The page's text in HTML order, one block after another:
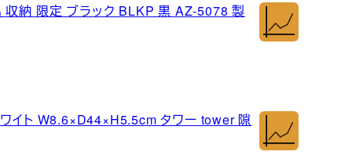
収納 限定 ブラック BLKP 黒 AZ-5078 製
イト W8.6×D44×H5.5cm タワー tower 隙